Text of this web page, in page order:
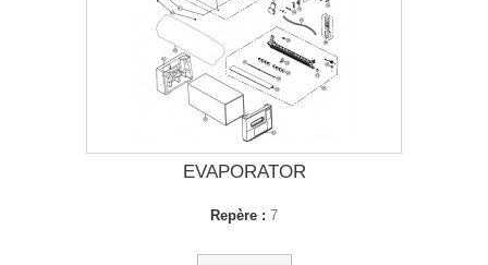
EVAPORATOR
Repère : 7